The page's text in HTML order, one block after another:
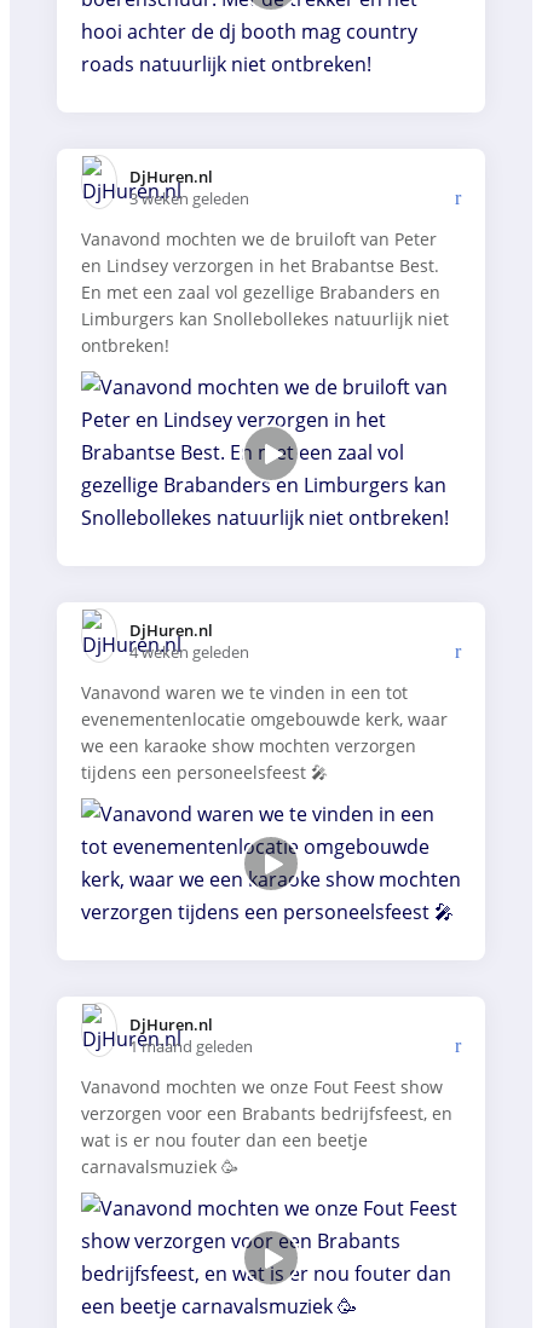
DjHuren.nl️
3 weken geleden
Vanavond mochten we de bruiloft van Peter
en Lindsey verzorgen in het Brabantse Best.
En met een zaal vol gezellige Brabanders en
Limburgers kan Snollebollekes natuurlijk niet
ontbreken!
DjHuren.nl️
4 weken geleden
Vanavond waren we te vinden in een tot
evenementenlocatie omgebouwde kerk, waar
we een karaoke show mochten verzorgen
tijdens een personeelsfeest 🎤
DjHuren.nl️
1 maand geleden
Vanavond mochten we onze Fout Feest show
verzorgen voor een Brabants bedrijfsfeest, en
wat is er nou fouter dan een beetje
carnavalsmuziek 🥳